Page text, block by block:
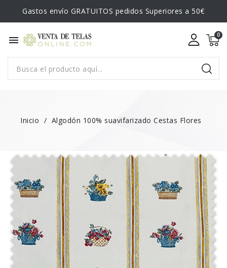
Gastos envío GRATUITOS pedidos Superiores a 50€
menu
Inicio Algodón 100% suavifarizado Cestas Flores
NUEVO